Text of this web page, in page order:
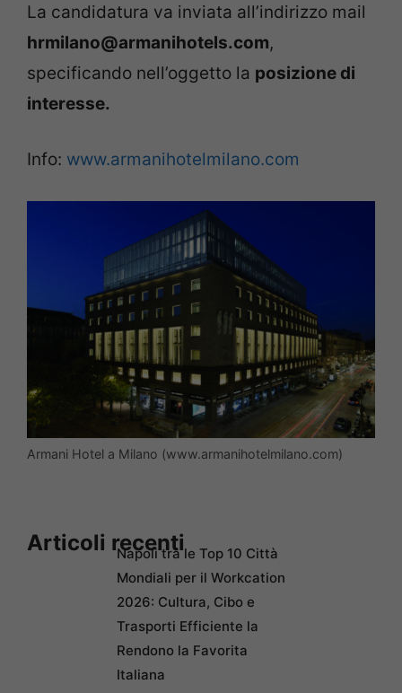
La candidatura va inviata all’indirizzo mail
hrmilano@armanihotels.com,
specificando nell’oggetto la posizione di
interesse.
Info: www.armanihotelmilano.com
Armani Hotel a Milano (www.armanihotelmilano.com)
Articoli recentiNapoli tra le Top 10 Città
Mondiali per il Workcation
2026: Cultura, Cibo e
Trasporti Efficiente la
Rendono la Favorita
Italiana